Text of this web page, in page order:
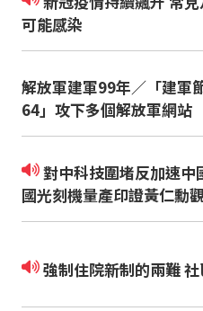
可能感染
解放軍建軍99年／「建軍
64」攻下多個解放軍網站
對中科技圍堵反加速中國科技自主？！中
國光刻機量產印證黃仁勳
強制住院新制的兩難